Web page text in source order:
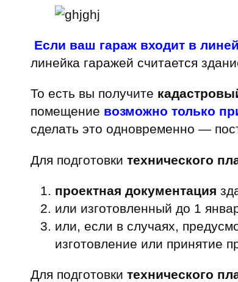
Если ваш гараж входит в
линейка гаражей считается
То есть вы получите
помещение возможно только
сделать это одновременно —
Для подготовки технического
проектная документация
или изготовленный до 1
или, если в случаях,
изготовление или принятие
Для подготовки технического